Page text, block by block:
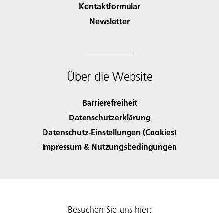
Kontaktformular
Newsletter
Über die Website
Barrierefreiheit
Datenschutzerklärung
Datenschutz-Einstellungen (Cookies)
Impressum & Nutzungsbedingungen
Besuchen Sie uns hier: